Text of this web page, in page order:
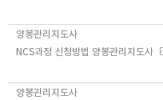
양봉관리지도사
NCS과정 신청방법 양봉관리지도사
양봉관리지도사